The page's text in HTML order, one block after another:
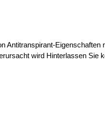
Eigenschaften mit der